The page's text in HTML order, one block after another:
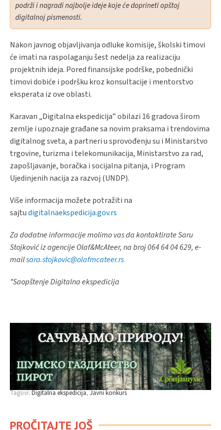
podrži i nagradi najbolje ideje koje će doprineti opštoj
digitalnoj pismenosti.
Nakon javnog objavljivanja odluke komisije, školski timovi
će imati na raspolaganju šest nedelja za realizaciju
projektnih ideja. Pored finansijske podrške, pobednički
timovi dobiće i podršku kroz konsultacije i mentorstvo
eksperata iz ove oblasti.
Karavan „Digitalna ekspedicija” obilazi 16 gradova širom
zemlje i upoznaje građane sa novim praksama i trendovima
digitalnog sveta, a partneri u sprovođenju su i Ministarstvo
trgovine, turizma i telekomunikacija, Ministarstvo za rad,
zapošljavanje, boračka i socijalna pitanja, i Program
Ujedinjenih nacija za razvoj (UNDP).
Više informacija možete potražiti na
sajtudigitalnaekspedicija.gov.rs
Za dodatne informacije molimo vas da kontaktirate Saru
Stojković iz agencije Olaf&McAteer, na broj 064 64 04 629, e-
mailsara.stojkovic@olafmcateer.rs
*Saopštenje Digitalna ekspedicija
Tagovi:Digitalna ekspedicija Javni konkurs
PROČITAJTE JOŠ